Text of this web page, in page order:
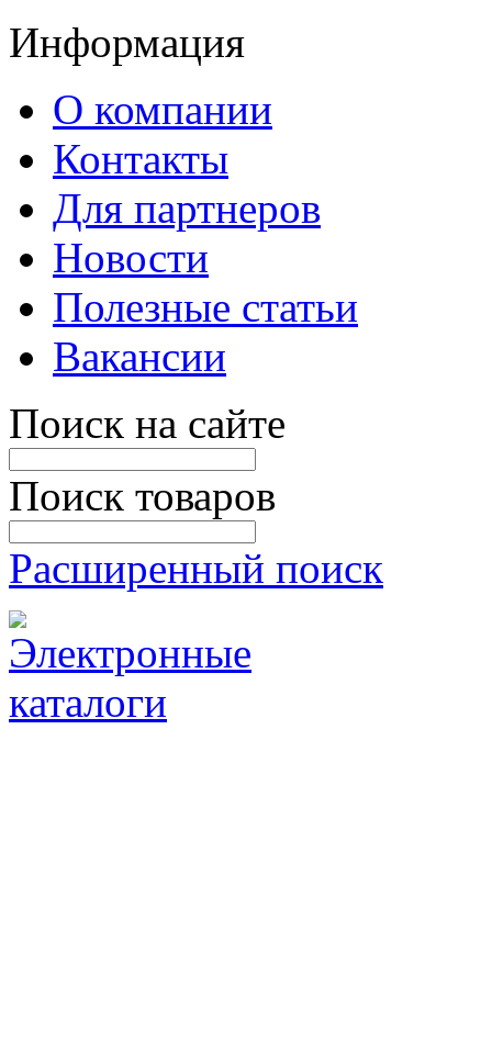
Информация
О компании
Контакты
Для партнеров
Новости
Полезные статьи
Вакансии
Поиск на сайте
Поиск товаров
Расширенный поиск